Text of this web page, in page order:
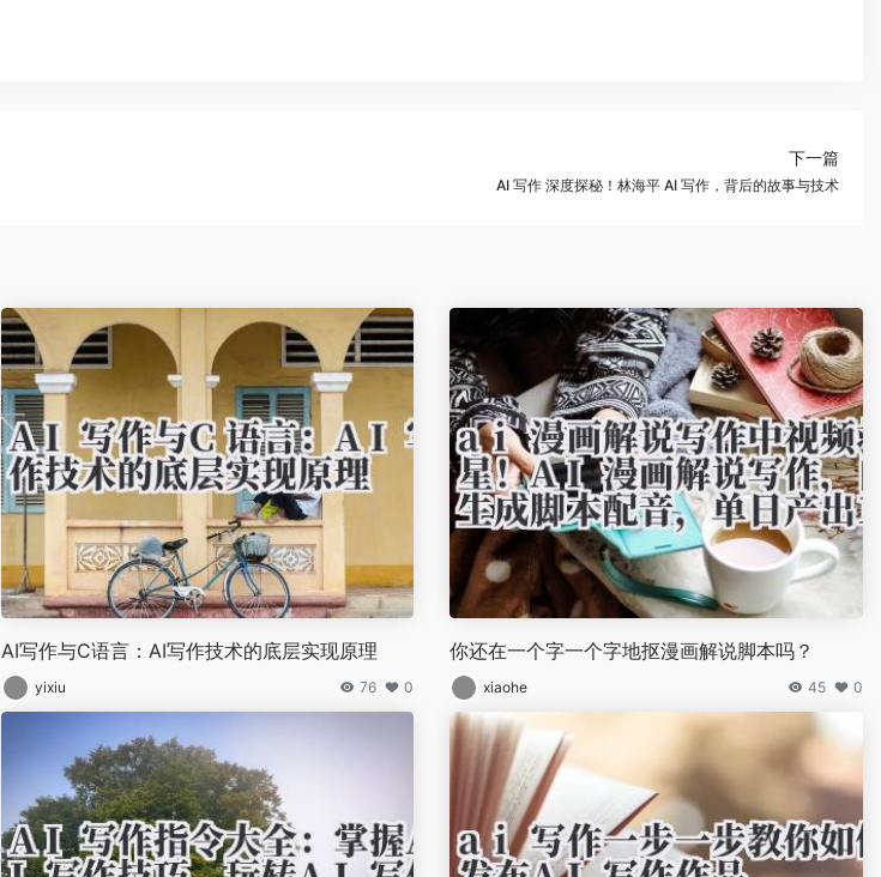
下一篇
AI 写作 深度探秘！林海平 AI 写作，背后的故事与技术
AI写作与C语言：AI写作技术的底层实现原理
yixiu 76 0
你还在一个字一个字地抠漫画解说脚本吗？
xiaohe 45 0